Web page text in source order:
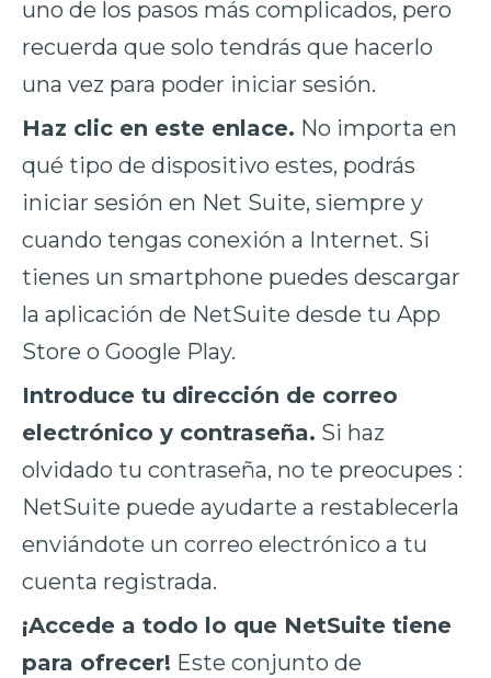
uno de los pasos más complicados, pero
recuerda que solo tendrás que hacerlo
una vez para poder iniciar sesión.
Haz clic en este enlace. No importa en
qué tipo de dispositivo estes, podrás
iniciar sesión en Net Suite, siempre y
cuando tengas conexión a Internet. Si
tienes un smartphone puedes descargar
la aplicación de NetSuite desde tu App
Store o Google Play.
Introduce tu dirección de correo
electrónico y contraseña. Si haz
olvidado tu contraseña, no te preocupes :
NetSuite puede ayudarte a restablecerla
enviándote un correo electrónico a tu
cuenta registrada.
¡Accede a todo lo que NetSuite tiene
para ofrecer! Este conjunto de